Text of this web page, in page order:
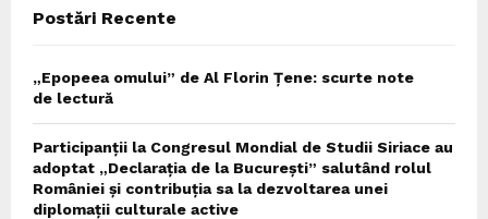
Postări Recente
„Epopeea omului” de Al Florin Țene: scurte note
de lectură
Participanții la Congresul Mondial de Studii Siriace au
adoptat „Declarația de la București” salutând rolul
României și contribuția sa la dezvoltarea unei
diplomații culturale active